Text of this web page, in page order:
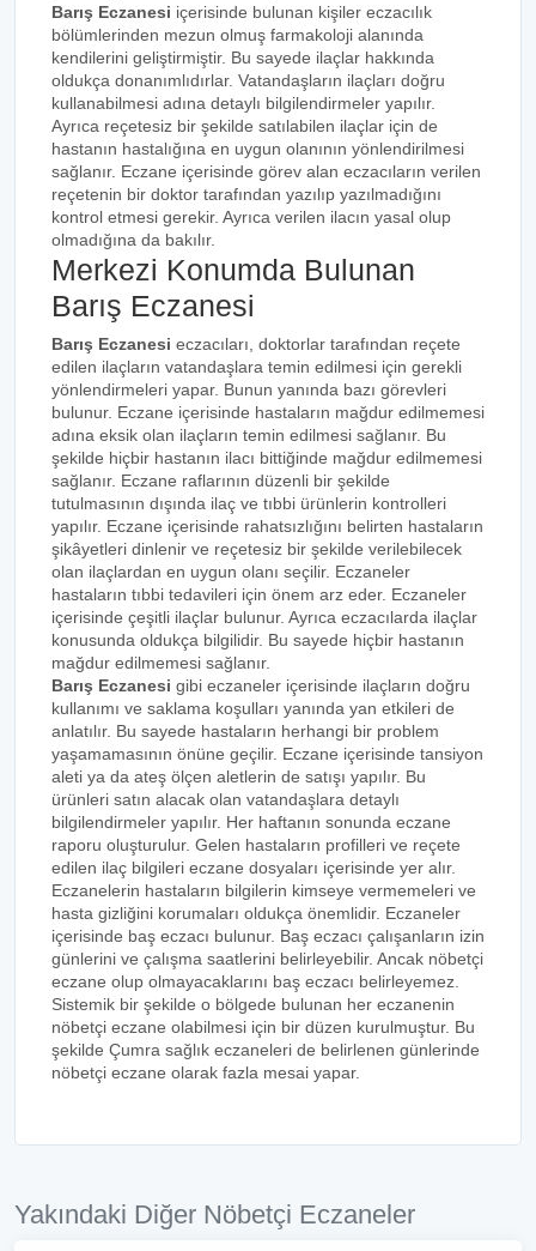
Barış Eczanesi içerisinde bulunan kişiler eczacılık
bölümlerinden mezun olmuş farmakoloji alanında
kendilerini geliştirmiştir. Bu sayede ilaçlar hakkında
oldukça donanımlıdırlar. Vatandaşların ilaçları doğru
kullanabilmesi adına detaylı bilgilendirmeler yapılır.
Ayrıca reçetesiz bir şekilde satılabilen ilaçlar için de
hastanın hastalığına en uygun olanının yönlendirilmesi
sağlanır. Eczane içerisinde görev alan eczacıların verilen
reçetenin bir doktor tarafından yazılıp yazılmadığını
kontrol etmesi gerekir. Ayrıca verilen ilacın yasal olup
olmadığına da bakılır.
Merkezi Konumda Bulunan
Barış Eczanesi
Barış Eczanesi eczacıları, doktorlar tarafından reçete
edilen ilaçların vatandaşlara temin edilmesi için gerekli
yönlendirmeleri yapar. Bunun yanında bazı görevleri
bulunur. Eczane içerisinde hastaların mağdur edilmemesi
adına eksik olan ilaçların temin edilmesi sağlanır. Bu
şekilde hiçbir hastanın ilacı bittiğinde mağdur edilmemesi
sağlanır. Eczane raflarının düzenli bir şekilde
tutulmasının dışında ilaç ve tıbbi ürünlerin kontrolleri
yapılır. Eczane içerisinde rahatsızlığını belirten hastaların
şikâyetleri dinlenir ve reçetesiz bir şekilde verilebilecek
olan ilaçlardan en uygun olanı seçilir. Eczaneler
hastaların tıbbi tedavileri için önem arz eder. Eczaneler
içerisinde çeşitli ilaçlar bulunur. Ayrıca eczacılarda ilaçlar
konusunda oldukça bilgilidir. Bu sayede hiçbir hastanın
mağdur edilmemesi sağlanır.
Barış Eczanesi gibi eczaneler içerisinde ilaçların doğru
kullanımı ve saklama koşulları yanında yan etkileri de
anlatılır. Bu sayede hastaların herhangi bir problem
yaşamamasının önüne geçilir. Eczane içerisinde tansiyon
aleti ya da ateş ölçen aletlerin de satışı yapılır. Bu
ürünleri satın alacak olan vatandaşlara detaylı
bilgilendirmeler yapılır. Her haftanın sonunda eczane
raporu oluşturulur. Gelen hastaların profilleri ve reçete
edilen ilaç bilgileri eczane dosyaları içerisinde yer alır.
Eczanelerin hastaların bilgilerin kimseye vermemeleri ve
hasta gizliğini korumaları oldukça önemlidir. Eczaneler
içerisinde baş eczacı bulunur. Baş eczacı çalışanların izin
günlerini ve çalışma saatlerini belirleyebilir. Ancak nöbetçi
eczane olup olmayacaklarını baş eczacı belirleyemez.
Sistemik bir şekilde o bölgede bulunan her eczanenin
nöbetçi eczane olabilmesi için bir düzen kurulmuştur. Bu
şekilde Çumra sağlık eczaneleri de belirlenen günlerinde
nöbetçi eczane olarak fazla mesai yapar.
Yakındaki Diğer Nöbetçi Eczaneler